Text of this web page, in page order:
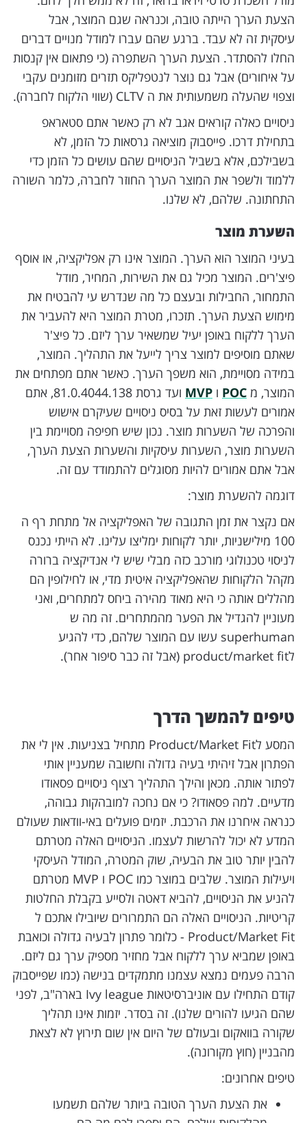
הצעת הערך הייתה טובה, וכנראה שגם המוצר, אבל
עיסקית זה לא עבד. ברגע שהם עברו למודל מנויים דברים
החלו להסתדר. הצעת הערך השתפרה (כי פתאום אין קנסות
על איחורים) אבל גם נוצר לנטפליקס תזרים מזומנים עקבי
וצפוי שהעלה משמעותית את ה CLTV (שווי הלקוח לחברה).
ניסויים כאלה קוראים אגב לא רק כאשר אתם סטאראפ
בתחילת דרכו. פייסבוק מוציאה גרסאות כל הזמן, לא
בשבילכם, אלא בשביל הניסויים שהם עושים כל הזמן כדי
ללמוד ולשפר את המוצר הערך החוזר לחברה, כלמר השורה
התחתונה. שלהם, לא שלנו.
השערת מוצר
בעיני המוצר הוא הערך. המוצר אינו רק אפליקציה, או אוסף
פיצ'רים. המוצר מכיל גם את השירות, המחיר, מודל
התמחור, החבילות ובעצם כל מה שנדרש עי להבטיח את
מימוש הצעת הערך. תזכרו, מטרת המוצר היא להעביר את
הערך ללקוח באופן יעיל שמשאיר ערך ליזם. כל פיצ'ר
שאתם מוסיפים למוצר צריך לייעל את התהליך. המוצר,
במידה מסויימת, הוא משפך הערך. כאשר אתם מפתחים את
המוצר, מ POC ו MVP
ועד גרסת 81.0.4044.138, אתם
אמורים לעשות זאת על בסיס ניסויים שעיקרם אישוש
והפרכה של השערות מוצר. נכון שיש חפיפה מסויימת בין
השערות מוצר, השערות עיסקיות והשערות הצעת הערך,
אבל אתם אמורים להיות מסוגלים להתמודד עם זה.
דוגמה להשערת מוצר:
אם נקצר את זמן התגובה של האפליקציה אל מתחת רף ה
100 מילישניות, יותר לקוחות ימליצו עלינו. לא הייתי נכנס
לניסוי טכנולוגי מורכב כזה מבלי שיש לי אנדיקציה ברורה
מקהל הלקוחות שהאפליקציה איטית מדי, או לחילופין הם
מהללים אותה כי היא מאוד מהירה ביחס למתחרים, ואני
מעוניין להגדיל את הפער מהמתחרים. זה מה ש
superhuman עשו עם המוצר שלהם, כדי להגיע
לproduct/market fit (אבל זה כבר סיפור אחר).
טיפים להמשך הדרך
המסע לProduct/Market Fit מתחיל בצניעות. אין לי את
הפתרון אבל זיהיתי בעיה גדולה וחשובה שמעניין אותי
לפתור אותה. מכאן והילך התהליך רצוף ניסויים פסאודו
מדעיים. למה פסאודו? כי אם נחכה למובהקות גבוהה,
כנראה איחרנו את הרכבת. יזמים פועלים באי-וודאות שעולם
המדע לא יכול להרשות לעצמו. הניסויים האלה מטרתם
להבין יותר טוב את הבעיה, שוק המטרה, המודל העיסקי
ויעילות המוצר. שלבים במוצר כמו POC ו MVP מטרתם
להניע את הניסויים, להביא דאטה ולסייע בקבלת החלטות
קריטיות. הניסויים האלה הם התמרורים שיובילו אתכם ל
Product/Market Fit - כלומר פתרון לבעיה גדולה וכואבת
באופן שמביא ערך ללקוח אבל מחזיר מספיק ערך גם ליזם.
הרבה פעמים נמצא עצמנו מתמקדים בנישה (כמו שפייסבוק
קודם התחילו עם אוניברסיטאות Ivy league בארה"ב, לפני
שהם הגיעו להורים שלנו). זה בסדר. יזמות אינו תהליך
שקורה בוואקום ובעולם של היום אין שום תירוץ לא לצאת
מהבניין (חוץ מקורונה).
טיפים אחרונים:
את הצעת הערך הטובה ביותר שלהם תשמעו